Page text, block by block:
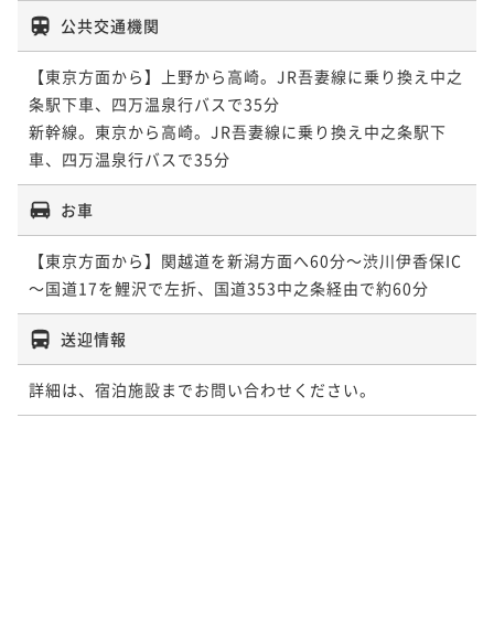
公共交通機関
【東京方面から】上野から高崎。JR吾妻線に乗り換え中之
条駅下車、四万温泉行バスで35分
新幹線。東京から高崎。JR吾妻線に乗り換え中之条駅下
お車
【東京方面から】関越道を新潟方面へ60分～渋川伊香保IC
～国道17を鯉沢で左折、国道353中之条経由で約60分
送迎情報
詳細は、宿泊施設までお問い合わせください。